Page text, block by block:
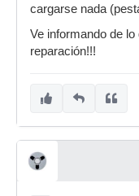
cargarse nada
Ve informando de
reparación!!!